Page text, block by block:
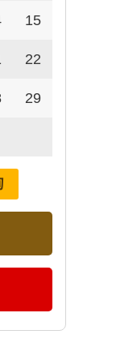
15
22
29